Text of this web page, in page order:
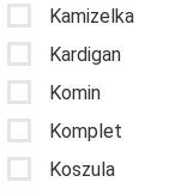
Kamizelka
Kardigan
Komin
Komplet
Koszula